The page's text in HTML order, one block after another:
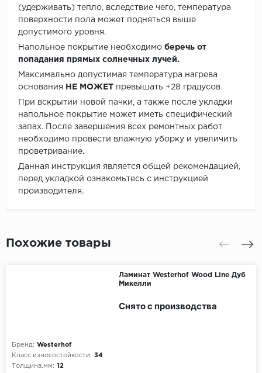
(удерживать) тепло, вследствие чего, температура
поверхности пола может подняться выше
допустимого уровня.
Напольное покрытие необходимо беречь от
попадания прямых солнечных лучей.
Максимально допустимая температура нагрева
основания
НЕ МОЖЕТ превышать +28 градусов
При вскрытии новой пачки, а также после укладки
напольное покрытие может иметь специфический
запах. После завершения всех ремонтных работ
необходимо провести влажную уборку и увеличить
проветривание.
Данная инструкция является общей рекомендацией,
перед укладкой ознакомьтесь с инструкцией
производителя.
Похожие товары
Ламинат Westerhof Wood Line Дуб
Микелли
Бренд: Westerhof
Класс износостойкости: 34
Толщина,мм: 12
Снято с производства